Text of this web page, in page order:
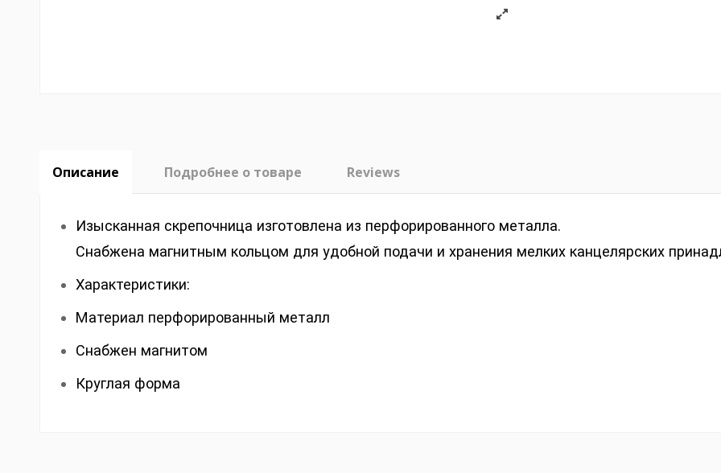
Описание Подробнее о товаре Reviews
Изысканная скрепочница изготовлена из перфорированного металла.
Снабжена магнитным кольцом для удобной подачи и хранения мелких канцелярских
Характеристики:
Материал перфорированный металл
Снабжен магнитом
Круглая форма